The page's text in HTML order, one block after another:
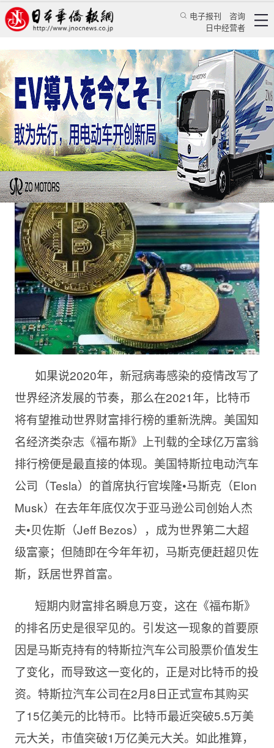
电子报刊
咨询
日中经营者
比特币的功效是避险还是盈利？
《日本新华侨报》特约记者 颜丹丹 日本新闻 经济视野
日本华侨报网 2021/3/3 15:57:47
如果说2020年，新冠病毒感染的疫情改写了
世界经济发展的节奏，那么在2021年，比特币
将有望推动世界财富排行榜的重新洗牌。美国知
名经济类杂志《福布斯》上刊载的全球亿万富翁
排行榜便是最直接的体现。美国特斯拉电动汽车
公司（Tesla）的首席执行官埃隆•马斯克（Elon
Musk）在去年年底仅次于亚马逊公司创始人杰
夫•贝佐斯（Jeff Bezos），成为世界第二大超
级富豪；但随即在今年年初，马斯克便赶超贝佐
斯，跃居世界首富。
短期内财富排名瞬息万变，这在《福布斯》
的排名历史是很罕见的。引发这一现象的首要原
因是马斯克持有的特斯拉汽车公司股票价值发生
了变化，而导致这一变化的，正是对比特币的投
资。特斯拉汽车公司在2月8日正式宣布其购买
了15亿美元的比特币。比特币最近突破5.5万美
元大关，市值突破1万亿美元大关。如此推算，